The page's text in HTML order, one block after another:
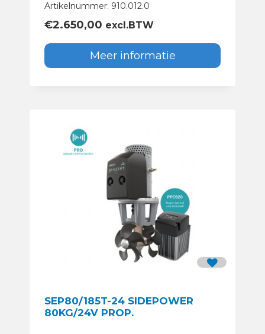
Artikelnummer: 910.012.0
€2.650,00 excl.BTW
Meer informatie
SEP80/185T-24 SIDEPOWER
80KG/24V PROP.